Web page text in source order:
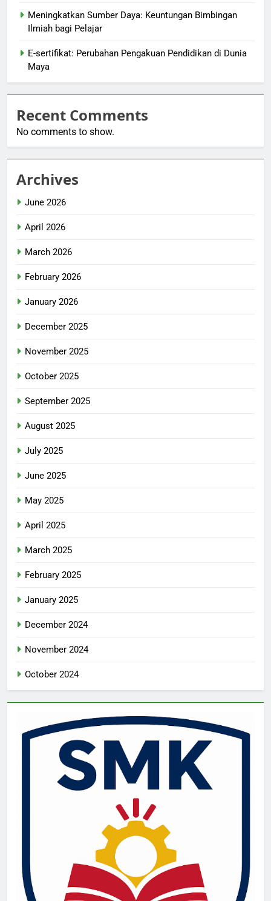
Meningkatkan Sumber Daya: Keuntungan Bimbingan
Ilmiah bagi Pelajar
E-sertifikat: Perubahan Pengakuan Pendidikan di Dunia
Maya
Recent Comments
No comments to show.
Archives
June 2026
April 2026
March 2026
February 2026
January 2026
December 2025
November 2025
October 2025
September 2025
August 2025
July 2025
June 2025
May 2025
April 2025
March 2025
February 2025
January 2025
December 2024
November 2024
October 2024